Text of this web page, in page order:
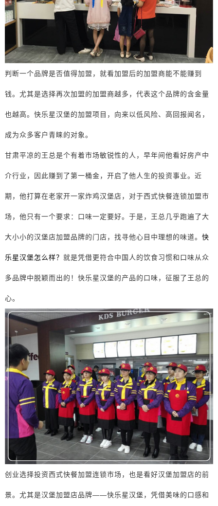
判断一个品牌是否值得加盟，就看加盟后的加盟商能不能赚到
钱。尤其是选择再次加盟的加盟商越多，代表这个品牌的含金量
也越高。快乐星汉堡的加盟项目，向来以低风险、高回报闻名，
成为众多客户青睐的对象。
甘肃平凉的王总是个有着市场敏锐性的人，早年间他看好房产中
介行业，因此赚到了第一桶金，开启了他人生的投资事业。近
期，他打算在老家开一家炸鸡汉堡店，对于西式快餐连锁加盟市
场，他只有一个要求：口味一定要好。于是，王总几乎跑遍了大
大小小的汉堡店加盟品牌的门店，找寻他心目中理想的味道。 快
乐星汉堡怎么样？ 就是凭借更符合中国人的饮食习惯和口味从众
多品牌中脱颖而出的！快乐星汉堡的产品的口味，征服了王总的
心。
创业选择投资西式快餐加盟连锁市场，也是看好汉堡加盟店的前
景。尤其是汉堡加盟店品牌——快乐星汉堡，凭借美味的口感和